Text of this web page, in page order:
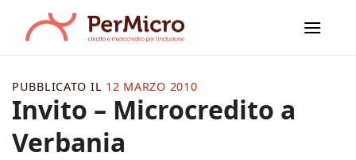
contenuti
Invito – Microcredito a
Verbania
PUBBLICATO IL 12 MARZO 2010